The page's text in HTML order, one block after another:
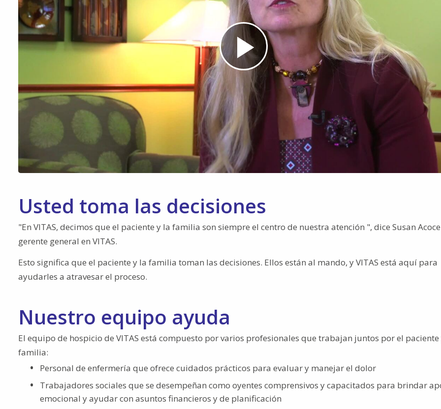
Play
Video
Usted toma las decisiones
"En VITAS, decimos que el paciente y la familia son siempre el centro de nuestra atención ", dice Susan
gerente general en VITAS.
Esto significa que el paciente y la familia toman las decisiones. Ellos están al mando, y VITAS está aquí para
ayudarles a atravesar el proceso.
Nuestro equipo ayuda
El equipo de hospicio de VITAS está compuesto por varios profesionales que trabajan juntos por el paciente
familia:
Personal de enfermería que ofrece cuidados prácticos para evaluar y manejar el dolor
Trabajadores sociales que se desempeñan como oyentes comprensivos y capacitados para brindar
emocional y ayudar con asuntos financieros y de planificación